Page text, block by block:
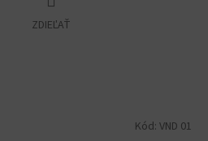
ZDIEĽAŤ
Kód: VND 01